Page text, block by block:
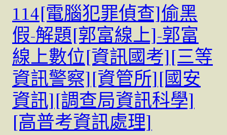
114[電腦犯罪偵查]偷黑
假-解題[郭富線上]-郭富
線上數位[資訊國考][三等
資訊警察][資管所][國安
資訊][調查局資訊科學]
[高普考資訊處理]